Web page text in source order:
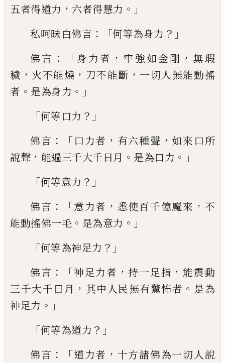
五者得道力 ， 六者得慧力 。」
私呵昧白佛言 ：「何等為身力 ？」
佛言 ：「身力者 ， 牢 強如金剛 ， 無瑕
穢 ， 火不能燒 ， 刀不能斷 ， 一切人無能動搖
者 。 是為身力 。」
「何等口力 ？」
佛言 ：「口力者 ， 有六種聲 ， 如來口所
說聲 ， 能遍三千大千日月 。 是為口力 。」
「何等意力 ？」
佛言 ： 「意力者 ， 悉使百千億魔來 ， 不
能動搖佛一毛 。 是為意力 。」
「何等為神足力 ？」
佛言 ：「神足力者 ， 持一足指 ， 能震動
三千大千日月 ， 其中人民無有驚怖者 。 是為
神足力 。」
「何等為道力 ？」
佛言 ： 「道力者 ， 十方諸佛為一切人說